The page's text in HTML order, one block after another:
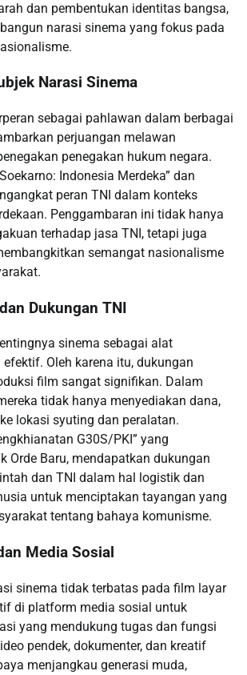
dan pembentukan identitas bangsa,
narasi sinema yang fokus pada
Narasi Sinema
sebagai pahlawan dalam berbagai
perjuangan melawan
penegakan hukum negara.
Indonesia Merdeka” dan
peran TNI dalam konteks
Penggambaran ini tidak hanya
terhadap jasa TNI, tetapi juga
semangat nasionalisme
Dukungan TNI
sinema sebagai alat
Oleh karena itu, dukungan
film sangat signifikan. Dalam
tidak hanya menyediakan dana,
lokasi syuting dan peralatan.
G30S/PKI” yang
Orde Baru, mendapatkan dukungan
dan TNI dalam hal logistik dan
untuk menciptakan tayangan yang
tentang bahaya komunisme.
Media Sosial
sinema tidak terbatas pada film layar
di platform media sosial untuk
yang mendukung tugas dan fungsi
pendek, dokumenter, dan kreatif
menjangkau generasi muda,